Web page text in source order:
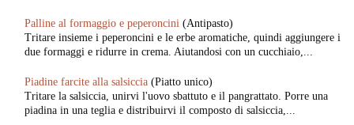
Palline al formaggio e peperoncini (Antipasto)
Tritare insieme i peperoncini e le erbe aromatiche, quindi aggiungere i
due formaggi e ridurre in crema. Aiutandosi con un cucchiaio,...
Piadine farcite alla salsiccia (Piatto unico)
Tritare la salsiccia, unirvi l'uovo sbattuto e il pangrattato. Porre una
piadina in una teglia e distribuirvi il composto di salsiccia,...